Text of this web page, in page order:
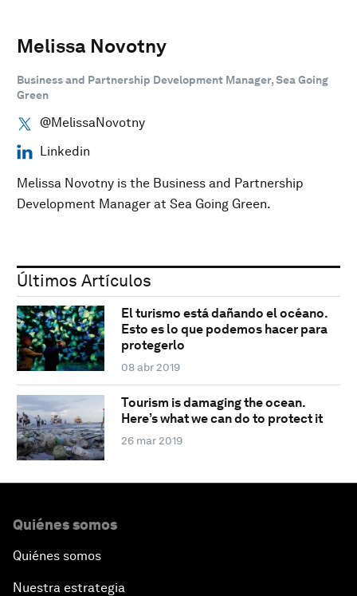
Melissa Novotny
Business and Partnership Development Manager, Sea Going
Green
@MelissaNovotny
Linkedin
Melissa Novotny is the Business and Partnership
Development Manager at Sea Going Green.
Últimos Artículos
El turismo está dañando el océano.
Esto es lo que podemos hacer para
protegerlo
08 abr 2019
Tourism is damaging the ocean.
Here’s what we can do to protect it
26 mar 2019
Quiénes somos
Quiénes somos
Nuestra estrategia